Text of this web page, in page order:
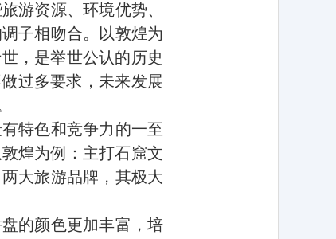
游资源、环境优势、
子相吻合。以敦煌为
，是举世公认的历史
过多要求，未来发展
特色和竞争力的一至
煌为例：主打石窟文
大旅游品牌，其极大
的颜色更加丰富，培